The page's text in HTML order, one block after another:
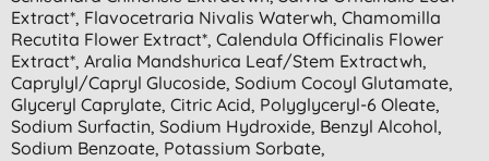
Extract*, Flavocetraria Nivalis Waterwh, Chamomilla
Recutita Flower Extract*, Calendula Officinalis Flower
Extract*, Aralia Mandshurica Leaf/stem Extractwh,
Caprylyl/capryl Glucoside, Sodium Cocoyl Glutamate,
Glyceryl Caprylate, Citric Acid, Polyglyceryl-6 Oleate,
Sodium Surfactin, Sodium Hydroxide, Benzyl Alcohol,
Sodium Benzoate, Potassium Sorbate,